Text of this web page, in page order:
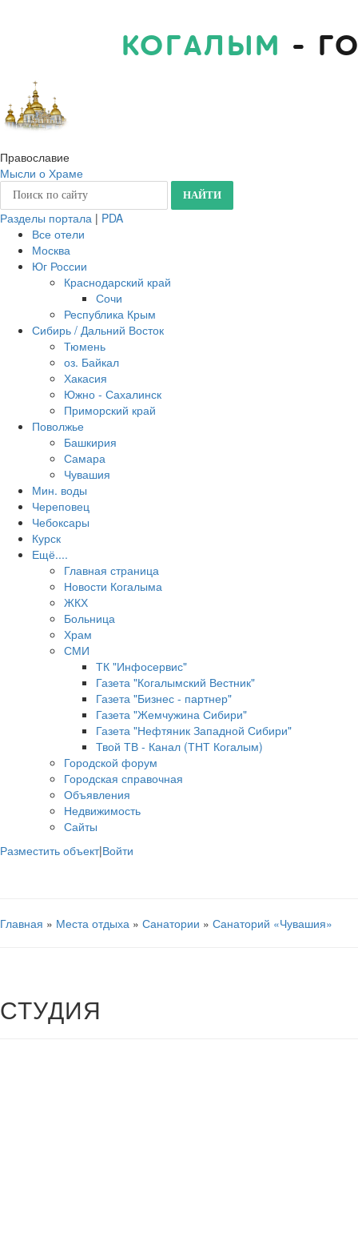
КОГАЛЫМ -
Православие
Мысли о Храме
Разделы портала | PDA
Все отели
Москва
Юг России
Краснодарский край
Сочи
Республика Крым
Сибирь / Дальний Восток
Тюмень
оз. Байкал
Хакасия
Южно - Сахалинск
Приморский край
Поволжье
Башкирия
Самара
Чувашия
Мин. воды
Череповец
Чебоксары
Курск
Ещё....
Главная страница
Новости Когалыма
ЖКХ
Больница
Храм
СМИ
ТК "Инфосервис"
Газета "Когалымский Вестник"
Газета "Бизнес - партнер"
Газета "Жемчужина Сибири"
Газета "Нефтяник Западной Сибири"
Твой ТВ - Канал (ТНТ Когалым)
Городской форум
Городская справочная
Объявления
Недвижимость
Сайты
Разместить объект|Войти
Главная » Места отдыха » Санатории » Санаторий «Чувашия»
СТУДИЯ